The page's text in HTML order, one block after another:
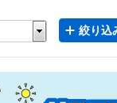
絞り込